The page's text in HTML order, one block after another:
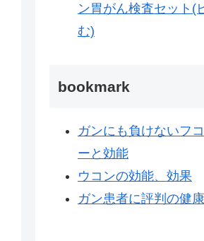
ン胃がん検査セット(
む)
bookmark
ガンにも負けないフ
ーと効能
ウコンの効能、効果
ガン患者に評判の健